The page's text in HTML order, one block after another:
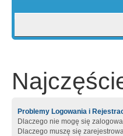
Problemy Logowania i
Dlaczego nie mogę się
Dlaczego muszę się